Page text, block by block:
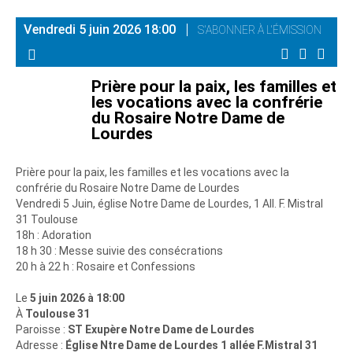
Vendredi 5 juin 2026 18:00 S'ABONNER À L'ÉMISSION
Prière pour la paix, les familles et
les vocations avec la confrérie
du Rosaire Notre Dame de
Lourdes
Prière pour la paix, les familles et les vocations avec la
confrérie du Rosaire Notre Dame de Lourdes
Vendredi 5 Juin, église Notre Dame de Lourdes, 1 All. F. Mistral
31 Toulouse
18h : Adoration
18 h 30 : Messe suivie des consécrations
20 h à 22 h : Rosaire et Confessions
Le 5 juin 2026 à 18:00
À Toulouse 31
Paroisse : ST Exupère Notre Dame de Lourdes
Adresse : Église Ntre Dame de Lourdes 1 allée F.Mistral 31